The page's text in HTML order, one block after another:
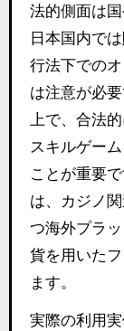
法的側面は
日本国内で
行法下での
は注意が必
上で、合法
スキルゲー
ことが重要
は、カジノ
つ海外プラ
貨を用いた
ます。
実際の利用